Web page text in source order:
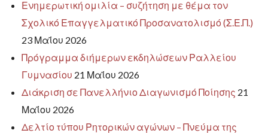
Ενημερωτική ομιλία – συζήτηση με θέμα τον
Σχολικό Επαγγελματικό Προσανατολισμό (Σ.Ε.Π.)
23 Μαΐου 2026
Πρόγραμμα διήμερων εκδηλώσεων Ραλλείου
Γυμνασίου 21 Μαΐου 2026
Διάκριση σε Πανελλήνιο Διαγωνισμό Ποίησης 21
Μαΐου 2026
Δελτίο τύπου Ρητορικών αγώνων – Πνεύμα της